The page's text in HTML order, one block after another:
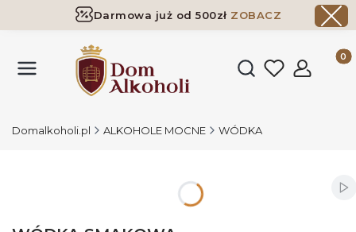
Darmowa już od 500zł ZOBACZ
Otwórz
Domalkoholi.pl ALKOHOLE MOCNE WÓDKA